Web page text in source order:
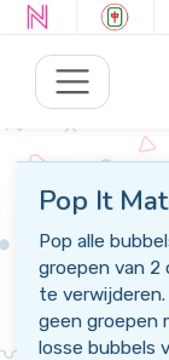
Pop It
Pop alle
groepen van 2
te verwijderen.
geen groepen
losse bubbels